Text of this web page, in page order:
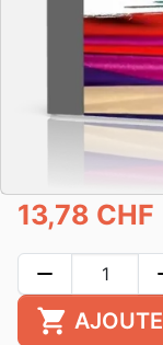
13,78 CHF
remove
shopping_cart